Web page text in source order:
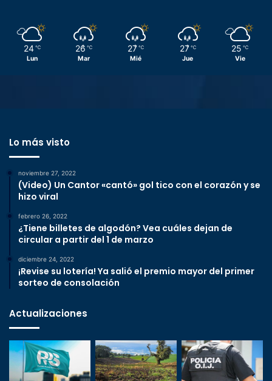
24 ℃
Lun
26 ℃
Mar
27 ℃
Mié
27 ℃
Jue
25 ℃
Vie
Lo más visto
noviembre 27, 2022
(Video) Un Cantor «cantó» gol tico con el corazón y se
hizo viral
febrero 26, 2022
¿Tiene billetes de algodón? Vea cuáles dejan de
circular a partir del 1 de marzo
diciembre 24, 2022
¡Revise su lotería! Ya salió el premio mayor del primer
sorteo de consolación
Actualizaciones